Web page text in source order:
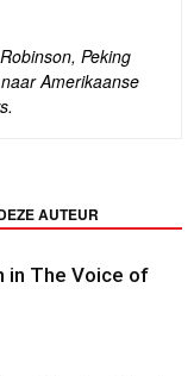
Peking
Amerikaanse
AUTEUR
in The Voice of